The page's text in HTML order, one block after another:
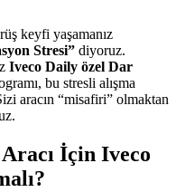
keyfi yaşamanız
Stresi” diyoruz.
Iveco Daily özel Dar
bu stresli alışma
aracın “misafiri” olmaktan
İçin Iveco